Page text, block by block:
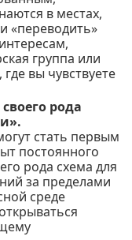
в местах,
«переводить»
группа или
вы чувствуете
рода
стать первым
постоянного
рода схема для
за пределами
среде